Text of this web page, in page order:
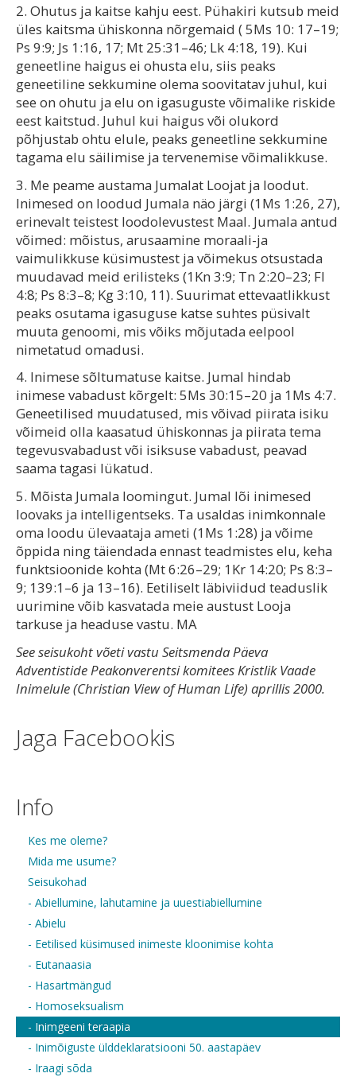
2. Ohutus ja kaitse kahju eest. Pühakiri kutsub meid
üles kaitsma ühiskonna nõrgemaid ( 5Ms 10: 17–19;
Ps 9:9; Js 1:16, 17; Mt 25:31–46; Lk 4:18, 19). Kui
geneetline haigus ei ohusta elu, siis peaks
geneetiline sekkumine olema soovitatav juhul, kui
see on ohutu ja elu on igasuguste võimalike riskide
eest kaitstud. Juhul kui haigus või olukord
põhjustab ohtu elule, peaks geneetline sekkumine
tagama elu säilimise ja tervenemise võimalikkuse.
3. Me peame austama Jumalat Loojat ja loodut.
Inimesed on loodud Jumala näo järgi (1Ms 1:26, 27),
erinevalt teistest loodolevustest Maal. Jumala antud
võimed: mõistus, arusaamine moraali-ja
vaimulikkuse küsimustest ja võimekus otsustada
muudavad meid erilisteks (1Kn 3:9; Tn 2:20–23; Fl
4:8; Ps 8:3–8; Kg 3:10, 11). Suurimat ettevaatlikkust
peaks osutama igasuguse katse suhtes püsivalt
muuta genoomi, mis võiks mõjutada eelpool
nimetatud omadusi.
4. Inimese sõltumatuse kaitse. Jumal hindab
inimese vabadust kõrgelt: 5Ms 30:15–20 ja 1Ms 4:7.
Geneetilised muudatused, mis võivad piirata isiku
võimeid olla kaasatud ühiskonnas ja piirata tema
tegevusvabadust või isiksuse vabadust, peavad
saama tagasi lükatud.
5. Mõista Jumala loomingut. Jumal lõi inimesed
loovaks ja intelligentseks. Ta usaldas inimkonnale
oma loodu ülevaataja ameti (1Ms 1:28) ja võime
õppida ning täiendada ennast teadmistes elu, keha
funktsioonide kohta (Mt 6:26–29; 1Kr 14:20; Ps 8:3–
9; 139:1–6 ja 13–16). Eetiliselt läbiviidud teaduslik
uurimine võib kasvatada meie austust Looja
tarkuse ja headuse vastu. MA
See seisukoht võeti vastu Seitsmenda Päeva
Adventistide Peakonverentsi komitees Kristlik Vaade
Inimelule (Christian View of Human Life) aprillis 2000.
Jaga Facebookis
Info
Kes me oleme?
Mida me usume?
Seisukohad
- Abiellumine, lahutamine ja uuestiabiellumine
- Abielu
- Eetilised küsimused inimeste kloonimise kohta
- Eutanaasia
- Hasartmängud
- Homoseksualism
- Inimgeeni teraapia
- Inimõiguste ülddeklaratsiooni 50. aastapäev
- Iraagi sõda